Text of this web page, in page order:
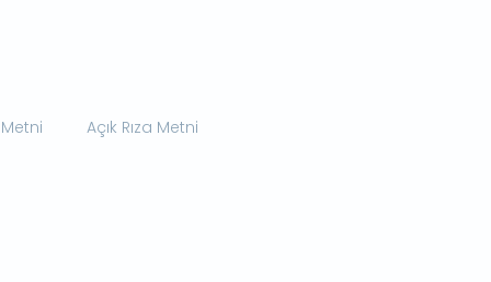
Açık Rıza Metni